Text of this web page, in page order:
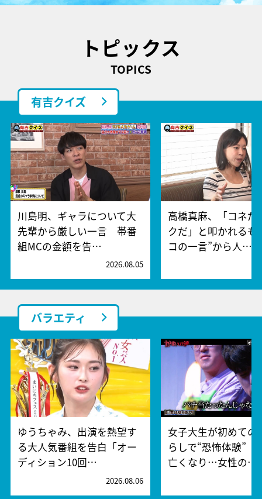
トピックス
TOPICS
有吉クイズ
川島明、ギャラについて大
先輩から厳しい一言 帯番
組MCの金額を告…
2026.08.05
高橋真麻、「コネだ
クだ」と叩かれる
コの一言”から人…
バラエティ
ゆうちゃみ、出演を熱望す
る大人気番組を告白「オー
ディション10回…
2026.08.06
女子大生が初めての
らしで“恐怖体験”
亡くなり…女性の…